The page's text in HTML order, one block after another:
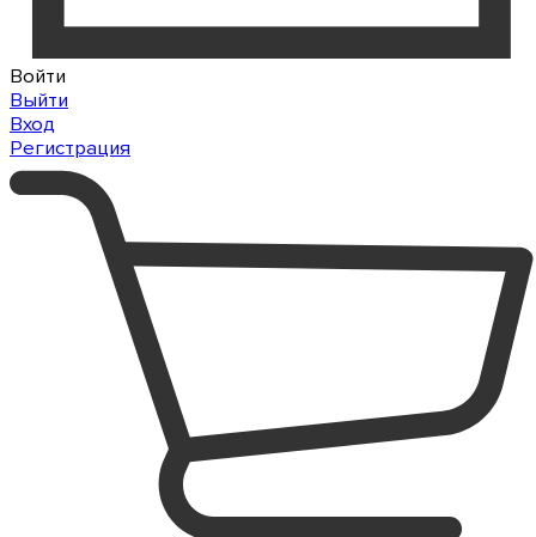
Войти
Выйти
Вход
Регистрация